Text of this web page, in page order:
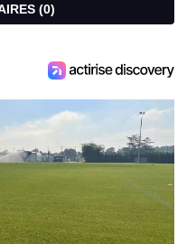
COMMENTAIRES (0)